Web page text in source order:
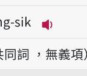
sik
播放
同詞 ，無義項）